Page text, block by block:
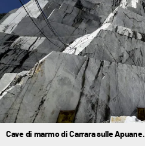
Cave di marmo di Carrara sulle Apuane.